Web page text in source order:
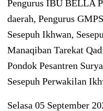
Pengurus IBU BELLA
daerah, Pengurus
Sesepuh Ikhwan,
Manaqiban Tarekat
Pondok Pesantren
Sesepuh Perwakilan
Selasa 05 September